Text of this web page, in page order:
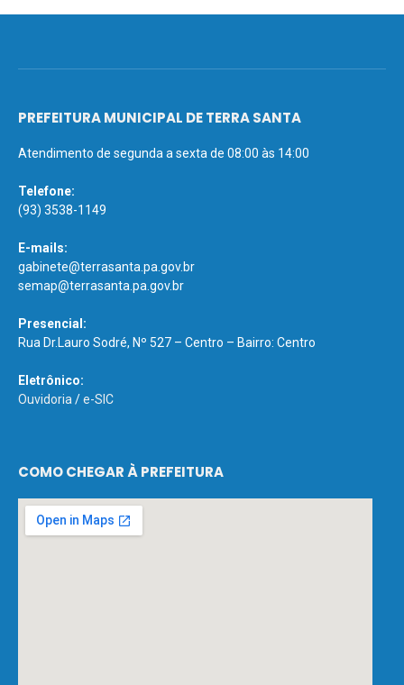
PREFEITURA MUNICIPAL DE TERRA SANTA
Atendimento de segunda a sexta de 08:00 às 14:00
Telefone:
(93) 3538-1149
E-mails:
gabinete@terrasanta.pa.gov.br
semap@terrasanta.pa.gov.br
Presencial:
Rua Dr.Lauro Sodré, Nº 527 – Centro – Bairro: Centro
Eletrônico:
Ouvidoria /e-SIC
COMO CHEGAR À PREFEITURA